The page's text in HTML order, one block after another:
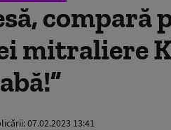
compară
mitraliere
07.02.2023 13:41